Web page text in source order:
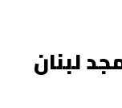
لبنان